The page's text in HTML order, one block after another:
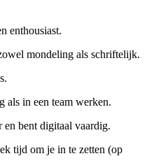
enthousiast.
mondeling als schriftelijk.
in een team werken.
bent digitaal vaardig.
tijd om je in te zetten (op